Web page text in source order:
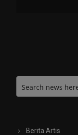
Berita Artis